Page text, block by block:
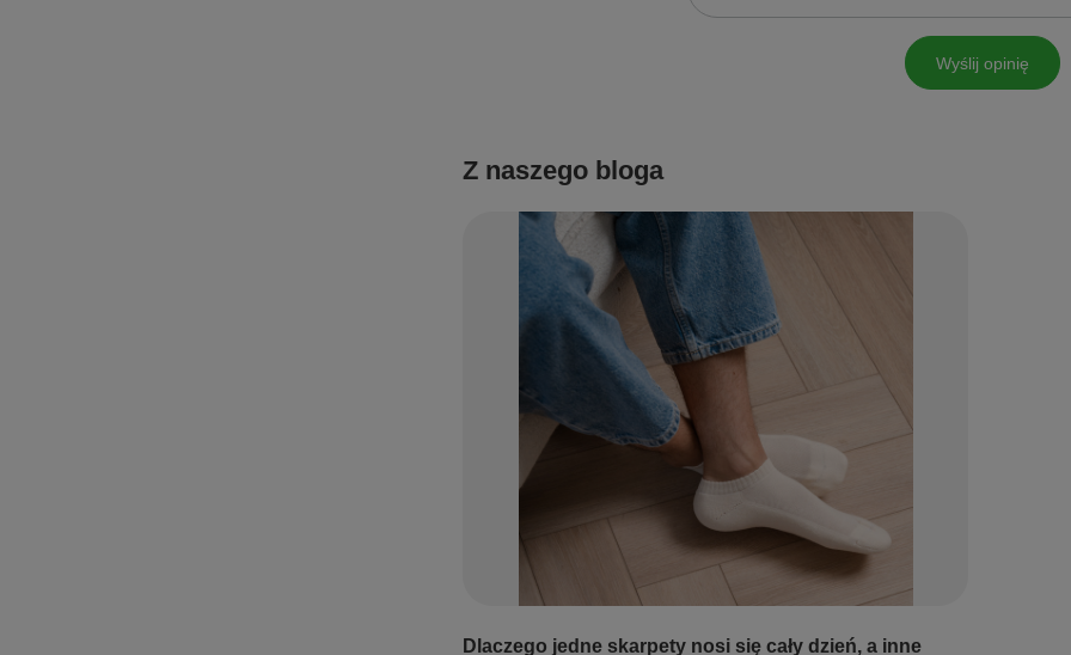
Wyślij opinię
Z naszego bloga
Dlaczego jedne skarpety nosi się cały dzień, a inne